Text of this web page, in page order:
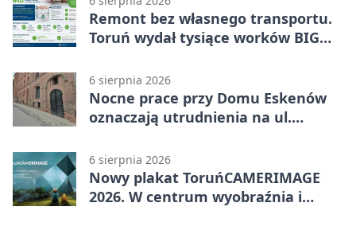
Remont bez własnego transportu.
Toruń wydał tysiące worków BIG
6 sierpnia 2026
Nocne prace przy Domu Eskenów
oznaczają utrudnienia na ul.
6 sierpnia 2026
Nowy plakat ToruńCAMERIMAGE
2026. W centrum wyobraźnia i